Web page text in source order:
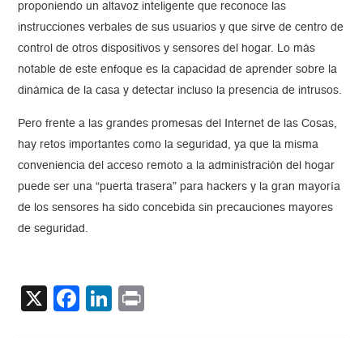
proponiendo un altavoz inteligente que reconoce las
instrucciones verbales de sus usuarios y que sirve de centro de
control de otros dispositivos y sensores del hogar. Lo más
notable de este enfoque es la capacidad de aprender sobre la
dinámica de la casa y detectar incluso la presencia de intrusos.
Pero frente a las grandes promesas del Internet de las Cosas,
hay retos importantes como la seguridad, ya que la misma
conveniencia del acceso remoto a la administración del hogar
puede ser una “puerta trasera” para hackers y la gran mayoría
de los sensores ha sido concebida sin precauciones mayores
de seguridad.
X Facebook
LinkedIn